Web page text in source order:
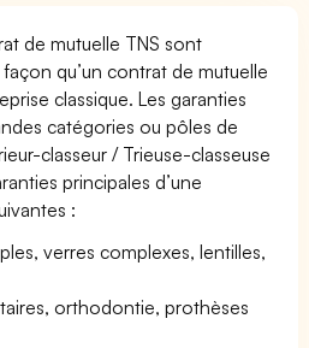
de mutuelle TNS sont
qu’un contrat de mutuelle
classique. Les garanties
catégories ou pôles de
classeur / Trieuse-classeuse
principales d’une
:
verres complexes, lentilles,
orthodontie, prothèses